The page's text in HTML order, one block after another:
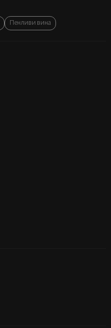
Пенливи вина